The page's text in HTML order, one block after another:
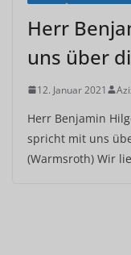
Herr
uns über
12. Januar 2021
Herr Benjamin
spricht mit uns
(Warmsroth) Wir